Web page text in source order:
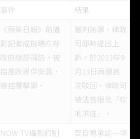
事件
結果
《蘋果日報》前攝
影記者成啟聰在新
政府總部採訪，被
指推跌男保安員，
被控襲擊罪。
獲判無罪，律政
司即時提出上
訴，於2013年9
月13日再遭高
院駁回。律政司
被法官狠批「吹
毛求疵」。
NOW TV攝影師劉
樊自鳴承認一項